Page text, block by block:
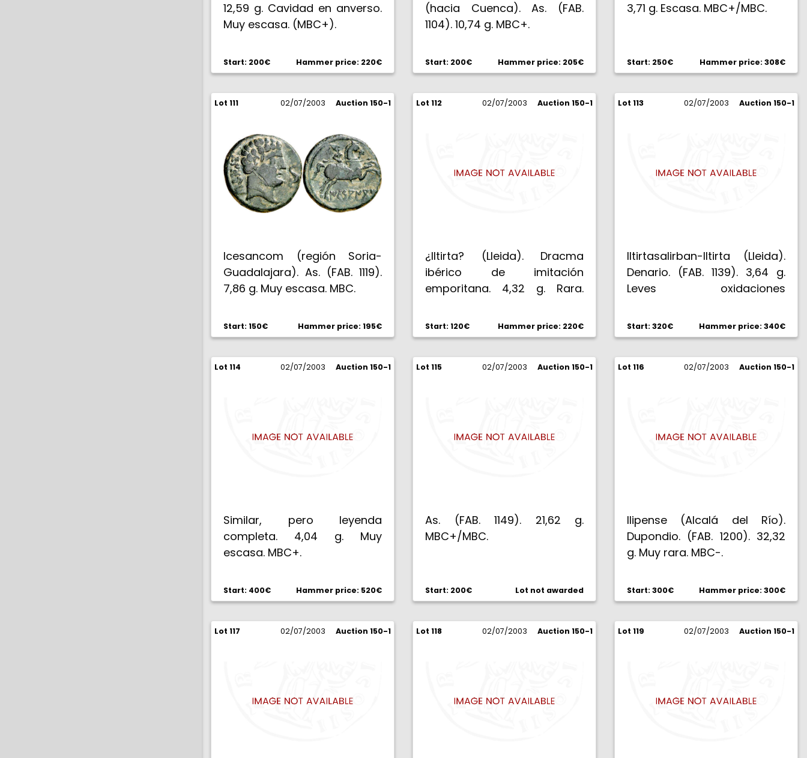
12,59 g. Cavidad en anverso.
Muy escasa. (MBC+).
Start: 200€ Hammer price: 220€
(hacia Cuenca). As. (FAB.
1104). 10,74 g. MBC+.
Start: 200€ Hammer price: 205€
3,71 g. Escasa. MBC+/MBC.
Start: 250€ Hammer price: 308€
Lot 111 02/07/2003 Auction 150-1
Icesancom (región Soria-
Guadalajara). As. (FAB. 1119).
7,86 g. Muy escasa. MBC.
Start: 150€ Hammer price: 195€
Lot 112 02/07/2003 Auction 150-1
¿Iltirta? (Lleida). Dracma
ibérico de imitación
emporitana. 4,32 g. Rara.
Start: 120€ Hammer price: 220€
Lot 113 02/07/2003 Auction 150-1
Iltirtasalirban-Iltirta (Lleida).
Denario. (FAB. 1139). 3,64 g.
Leves oxidaciones
(MBC+).
Start: 320€ Hammer price: 340€
Lot 114 02/07/2003 Auction 150-1
Similar, pero leyenda
completa. 4,04 g. Muy
escasa. MBC+.
Start: 400€ Hammer price: 520€
Lot 115 02/07/2003 Auction 150-1
As. (FAB. 1149). 21,62 g.
MBC+/MBC.
Start: 200€ Lot not awarded
Lot 116 02/07/2003 Auction 150-1
Ilipense (Alcalá del Río).
Dupondio. (FAB. 1200). 32,32
g. Muy rara. MBC-.
Start: 300€ Hammer price: 300€
Lot 117 02/07/2003 Auction 150-1 Lot 118 02/07/2003 Auction 150-1 Lot 119 02/07/2003 Auction 150-1